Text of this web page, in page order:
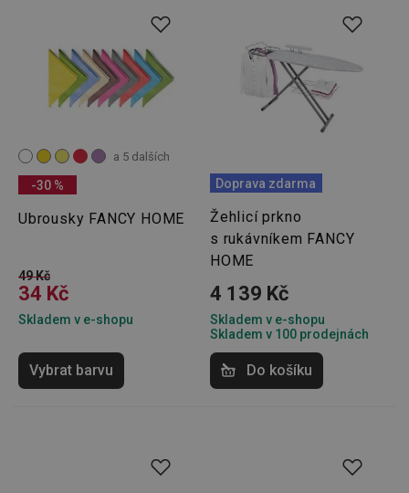
a 5 dalších
-30 %
Ubrousky FANCY HOME
49 Kč
34 Kč
Skladem v e-shopu
Vybrat barvu
Doprava zdarma
Žehlicí prkno
s rukávníkem FANCY
HOME
4 139 Kč
Skladem v e-shopu
Skladem v 100 prodejnách
Do košíku